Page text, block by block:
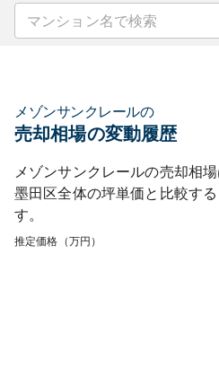
メゾンサンクレールの
売却相場の変動履歴
メゾンサンクレールの売却相
墨田区全体の坪単価と比較す
す。
推定価格（万円）